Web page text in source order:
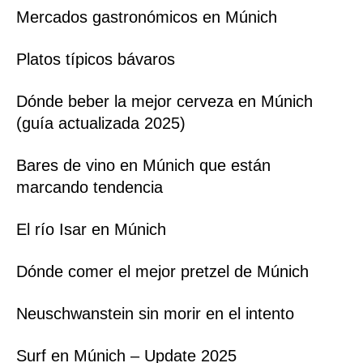
Mercados gastronómicos en Múnich
Platos típicos bávaros
Dónde beber la mejor cerveza en Múnich
(guía actualizada 2025)
Bares de vino en Múnich que están
marcando tendencia
El río Isar en Múnich
Dónde comer el mejor pretzel de Múnich
Neuschwanstein sin morir en el intento
Surf en Múnich – Update 2025